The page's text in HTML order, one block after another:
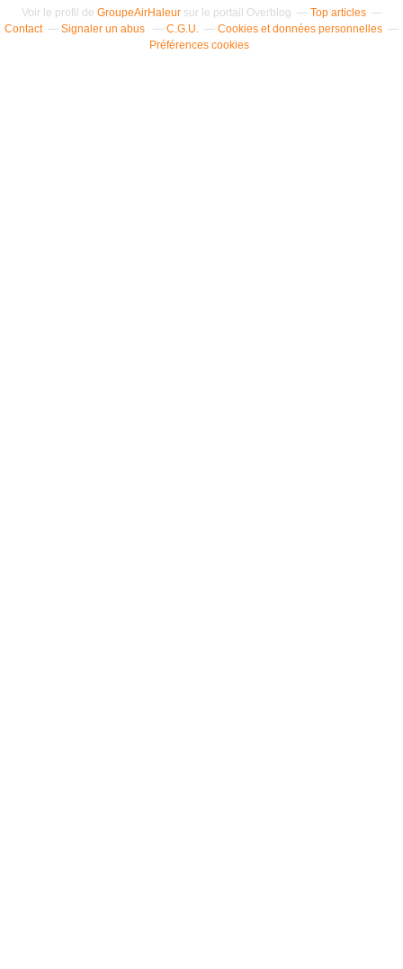
Voir le profil de GroupeAirHaleursur le portail Overblog
Top articles
Contact
Signaler un abus C.G.U.
Cookies et données personnelles
Préférences cookies